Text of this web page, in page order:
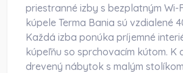
priestranné izby s bezplatným Wi-
kúpele Terma Bania sú vzdialené
Každá izba ponúka príjemné
kúpeľňu so sprchovacím kútom. K
drevený nábytok s malým